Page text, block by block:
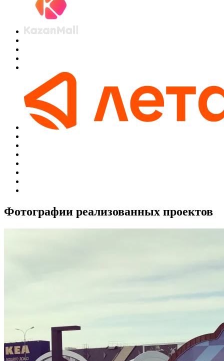
Фотографии реализованных проектов